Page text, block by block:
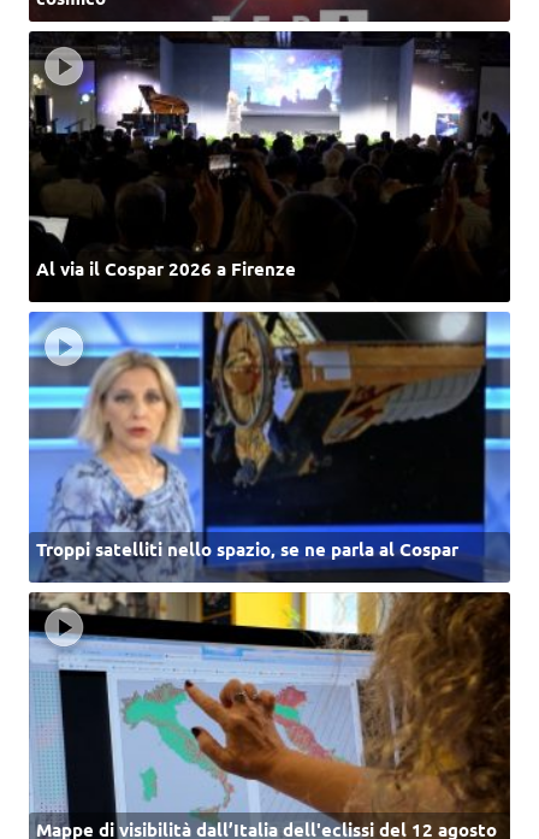
Al via il Cospar 2026 a Firenze
Troppi satelliti nello spazio, se ne parla al Cospar
Mappe di visibilità dall’Italia dell'eclissi del 12 agosto